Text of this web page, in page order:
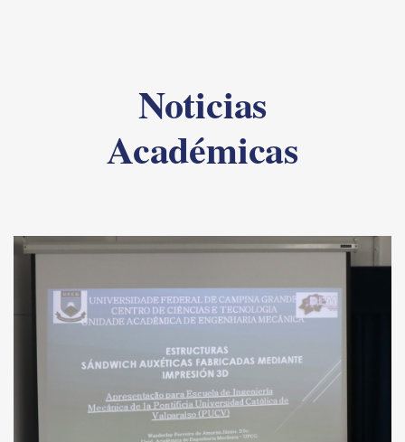
Noticias
Académicas